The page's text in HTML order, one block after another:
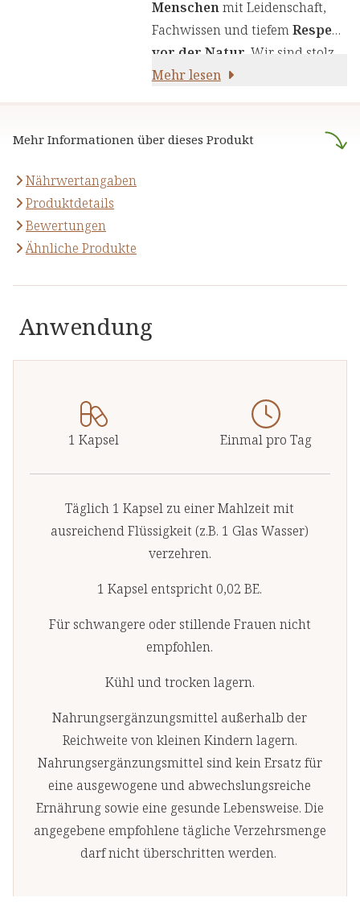
Mehr Informationen über dieses Produkt
Nährwertangaben
Produktdetails
Bewertungen
Ähnliche Produkte
Anwendung
1 Kapsel Einmal pro Tag
Täglich 1 Kapsel zu einer Mahlzeit mit
ausreichend Flüssigkeit (z.B. 1 Glas Wasser)
verzehren.
1 Kapsel entspricht 0,02 BE.
Für schwangere oder stillende Frauen nicht
empfohlen.
Kühl und trocken lagern.
Nahrungsergänzungsmittel außerhalb der
Reichweite von kleinen Kindern lagern.
Nahrungsergänzungsmittel sind kein Ersatz für
eine ausgewogene und abwechslungsreiche
Ernährung sowie eine gesunde Lebensweise. Die
angegebene empfohlene tägliche Verzehrsmenge
darf nicht überschritten werden.
Menschenmit Leidenschaft,
Fachwissen und tiefemRespekt
vor der Natur . Wir sind stolz
darauf,naturreine Produkte
stützen.
Mehr lesen